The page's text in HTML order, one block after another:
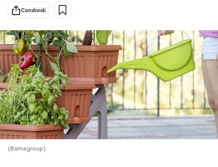
Cultura
Economia
Sport
Mondiali calcio 2026
PODCAST
NEWSLETTER
I MIEI PREFERITI
Condividi
(Bamagroup)